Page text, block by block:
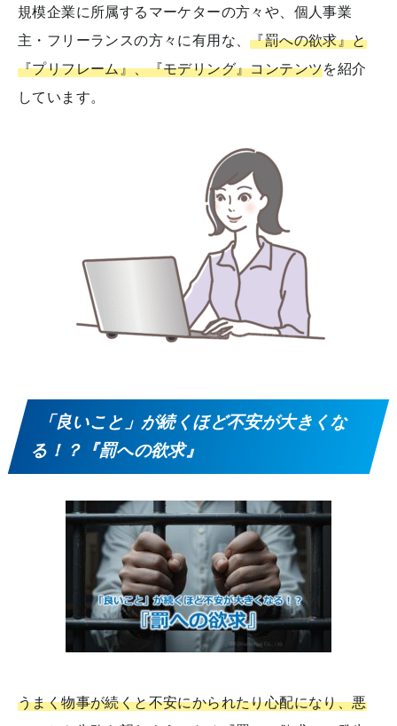
規模企業に所属するマーケターの方々や、個人事業
主・フリーランスの方々に有用な、『罰への欲求』と
『プリフレーム』、『モデリング』コンテンツを紹介
しています。
「良いこと」が続くほど不安が大きくな
る！？『罰への欲求』
うまく物事が続くと不安にかられたり心配になり、悪